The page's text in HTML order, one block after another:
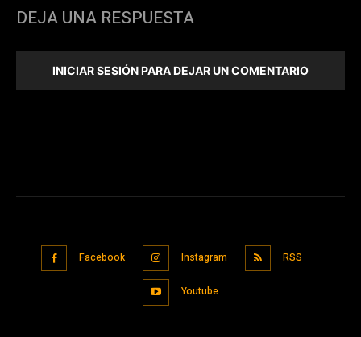
DEJA UNA RESPUESTA
INICIAR SESIÓN PARA DEJAR UN COMENTARIO
Facebook Instagram RSS
Youtube